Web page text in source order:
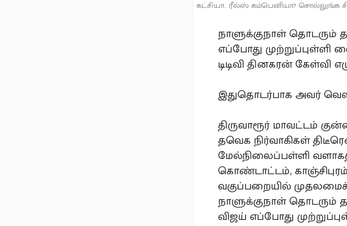
கட்சியா.. ரீல்ஸ் கம்பெனியா? சொல்லுங்க
நாளுக்குநாள் தொடரும்
எப்போது
டிடிவி தினகரன் கேள்வி
இதுதொடர்பாக அவர்
திருவாரூர் மாவட்டம்
தவெக நிர்வாகிகள்
மேல்நிலைப்பள்ளி
கொண்டாட்டம்,
வகுப்பறையில்
நாளுக்குநாள் தொடரும்
விஜய் எப்போது